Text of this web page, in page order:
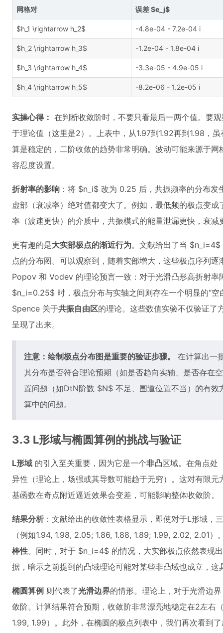
网格对 误差 $e_j$
$h_1 \rightarrow h_2$ -4.8e-04 - 7.2e-04 i
$h_2 \rightarrow h_3$ -1.2e-04 - 1.8e-04 i
$h_3 \rightarrow h_4$ -3.3e-05 - 4.9e-05 i
$h_4 \rightarrow h_5$ -8.2e-06 - 1.2e-05 i
实操心得： 在判断收敛阶时，不要只看最后一两个值。要
于理论值（这里是2）。上表中，从1.97到1.92再到1.98，
算是稳定的，二阶收敛的趋势非常明确。波动可能来源于
容忍度设置。
折射率的影响 ：将 $n_i$ 改为 0.25 后，共振频率的分布
虚部（衰减率）绝对值都变大了。例如，最低频的极点变
率（波速更快）的介质中，共振模式的能量泄漏更快，衰
更有趣的是大实部极点的渐近行为。文献给出了当 $n_i=4$
点的分布图。可以观察到，随着实部增大，这些极点序列
Popov 和 Vodev 的理论预言一致：对于光滑凸形高折射率
$n_i=0.25$ 时，极点分布与实轴之间则存在一个明显的“
Spence 关于共振自由区的理论。这些数值实验不仅验证了
呈现了出来。
注意：绘制极点分布图是重要的验证步骤。
在计算出一
其分布是否符合理论预期（如是否趋向实轴、是否存在
置问题（如DtN阶数 $N$ 不足、围道位置不当）的有效
算中的问题。
3.3 L形域与椭圆算例的挑战与验证
L形域 的引入至关重要，因为它是一个非凸区域。在角点处
异性（理论上，场强或其导数可能趋于无穷）。这对有限
基函数在奇点附近逼近效果会变差，可能影响整体收敛阶。
结果分析 ：文献给出的收敛性表格显示，即使对于L形域，
（例如1.94, 1.98, 2.05; 1.86, 1.88, 1.89; 1.99, 2.02, 2.01
棒性。同时，对于 $n_i=4$ 的情况，大实部极点依然表现
据，暗示之前提到的凸域理论可能对某些非凸域也成立，这
椭圆算例 则代表了光滑边界的情形。理论上，对于光滑边
敛阶。计算结果符合预期，收敛阶非常漂亮地稳定在2左右
1.99, 1.99）。此外，在椭圆的极点列表中，我们再次看到